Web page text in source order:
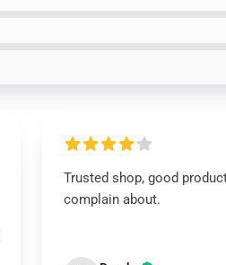
Trusted shop, good
complain about.